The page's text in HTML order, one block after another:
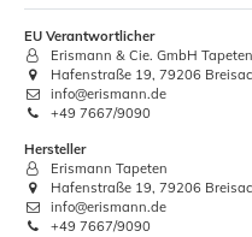
EU Verantwortlicher
Erismann & Cie. GmbH
Hafenstraße 19, 79206
info@erismann.de
+49 7667/9090
Hersteller
Erismann Tapeten
Hafenstraße 19, 79206
info@erismann.de
+49 7667/9090